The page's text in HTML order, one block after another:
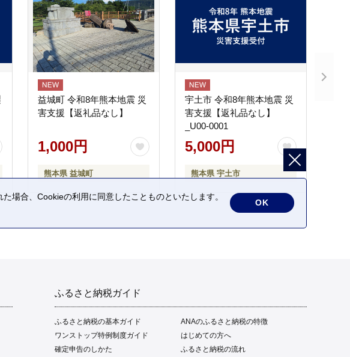
益城町 令和8年熊本地震 災
害支援【返礼品なし】
1,000円
熊本県 益城町
宇土市 令和8年熊本地震 災
害支援【返礼品なし】
_U00-0001
5,000円
熊本県 宇土市
ふるさと納税ガイド
ふるさと納税の基本ガイド
ANAのふるさと納税の特徴
ワンストップ特例制度ガイド
はじめての方へ
確定申告のしかた
ふるさと納税の流れ
場合、Cookieの利用に同意したことものといたします。
OK